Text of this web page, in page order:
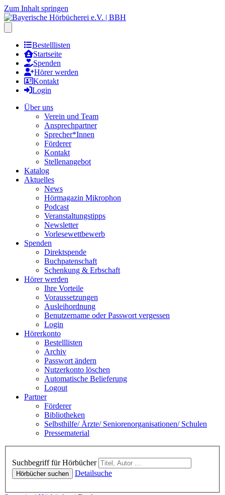
Zum Inhalt springen
Bestelllisten
Startseite
Spenden
Hörer werden
Kontakt
Login
Über uns
Verein und Team
Ansprechpartner
Sprecher*Innen
Förderer
Kontakt
Stellenangebot
Katalog
Aktuelles
News
Hörmagazin Mikrophon
Podcast
Veranstaltungstipps
Newsletter
Vorlesewettbewerb
Spenden
Direktspende
Buchpatenschaft
Schenkung & Erbschaft
Hörer werden
Ihre Vorteile
Voraussetzungen
Ausleihordnung
Benutzername oder Passwort vergessen
Login
Hörerkonto
Bestelllisten
Archiv
Passwort ändern
Nutzerkonto löschen
Automatische Belieferung
Logout
Partner
Förderer
Bibliotheken
Selbsthilfe/ Ärzte/ Seniorenorganisationen/ Schulen
Pressematerial
Suchbegriff für Hörbücher
Hörbücher suchen Detailsuche